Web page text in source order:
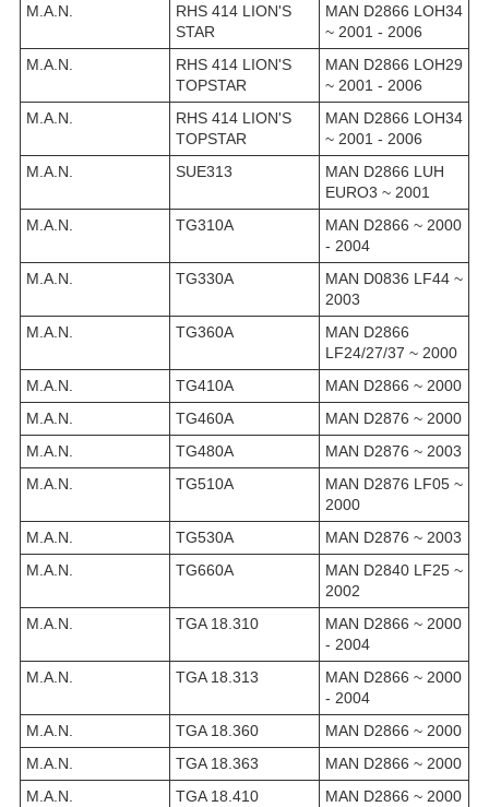
M.A.N.
RHS 414 LION'S
STAR
MAN D2866 LOH34
~ 2001 - 2006
M.A.N.
RHS 414 LION'S
TOPSTAR
MAN D2866 LOH29
~ 2001 - 2006
M.A.N.
RHS 414 LION'S
TOPSTAR
MAN D2866 LOH34
~ 2001 - 2006
M.A.N.
SUE313
MAN D2866 LUH
EURO3 ~ 2001
M.A.N.
TG310A
MAN D2866 ~ 2000
- 2004
M.A.N.
TG330A
MAN D0836 LF44 ~
2003
M.A.N.
TG360A
MAN D2866
LF24/27/37 ~ 2000
M.A.N.
TG410A
MAN D2866 ~ 2000
M.A.N.
TG460A
MAN D2876 ~ 2000
M.A.N.
TG480A
MAN D2876 ~ 2003
M.A.N.
TG510A
MAN D2876 LF05 ~
2000
M.A.N.
TG530A
MAN D2876 ~ 2003
M.A.N.
TG660A
MAN D2840 LF25 ~
2002
M.A.N.
TGA 18.310
MAN D2866 ~ 2000
- 2004
M.A.N.
TGA 18.313
MAN D2866 ~ 2000
- 2004
M.A.N.
TGA 18.360
MAN D2866 ~ 2000
M.A.N.
TGA 18.363
MAN D2866 ~ 2000
M.A.N.
TGA 18.410
MAN D2866 ~ 2000